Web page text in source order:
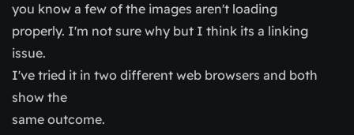
you know a few of the images aren't loading
properly. I'm not sure why but I think its a linking
issue.
I've tried it in two different web browsers and both
show the
same outcome.